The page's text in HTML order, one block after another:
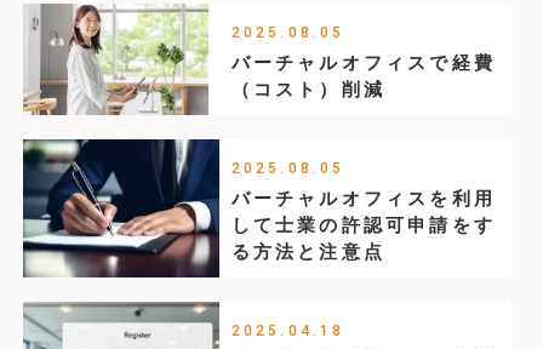
2025.08.05
バーチャルオフィスで経費
（コスト）削減
2025.08.05
バーチャルオフィスを利用
して士業の許認可申請をす
る方法と注意点
2025.04.18